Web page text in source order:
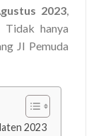
2023
Tidak hanya
Jl Pemuda
2023